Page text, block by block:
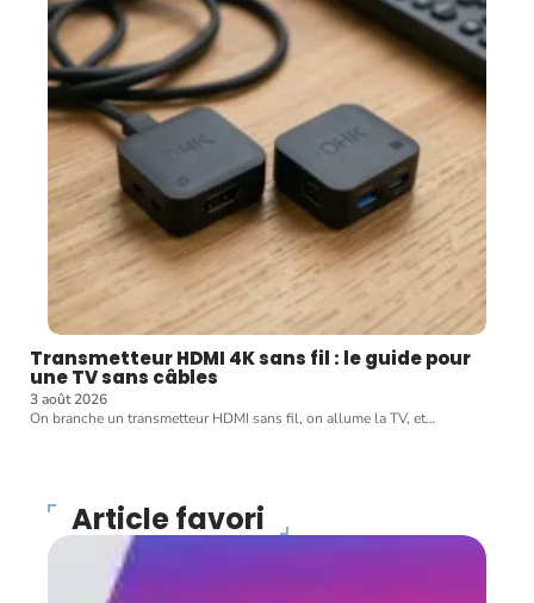
Transmetteur HDMI 4K sans fil : le guide pour
une TV sans câbles
3 août 2026
On branche un transmetteur HDMI sans fil, on allume la TV, et…
Article favori